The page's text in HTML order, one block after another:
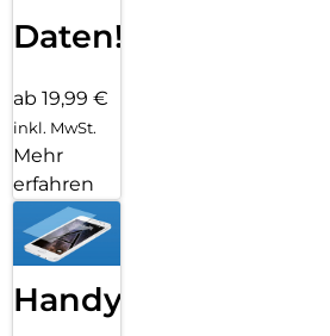
Daten!
ab 19,99 €
inkl. MwSt.
Mehr
erfahren
Handy